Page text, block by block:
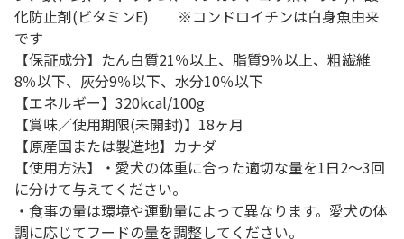
化防止剤(ビタミンE) ※コンドロイチンは白身魚由来
です
【保証成分】たん白質21％以上、脂質9％以上、粗繊維
8％以下、灰分9％以下、水分10％以下
【エネルギー】320kcal/100g
【賞味／使用期限(未開封)】18ヶ月
【原産国または製造地】カナダ
【使用方法】・愛犬の体重に合った適切な量を1日2～3回
に分けて与えてください。
・食事の量は環境や運動量によって異なります。愛犬の体
調に応じてフードの量を調整してください。